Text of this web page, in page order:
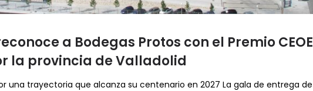
a Bodegas Protos con el Premio CEOE
la provincia de Valladolid
una trayectoria que alcanza su centenario en 2027 La gala de entrega de